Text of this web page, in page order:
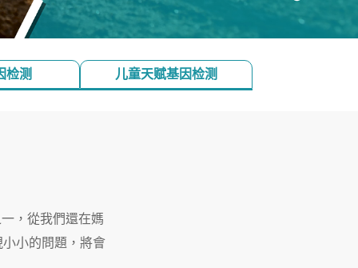
检测 儿童天赋基因检测
，從我們還在媽
小的問題，將會